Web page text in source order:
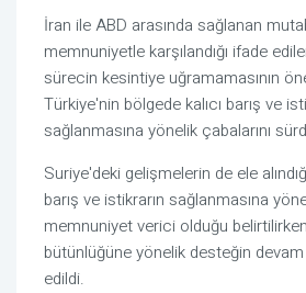
İran ile ABD arasında sağlanan
memnuniyetle karşılandığı ifade
sürecin kesintiye uğramamasının
Türkiye'nin bölgede kalıcı barış ve
sağlanmasına yönelik çabalarını
Suriye'deki gelişmelerin de ele
barış ve istikrarın sağlanmasına
memnuniyet verici olduğu
bütünlüğüne yönelik desteğin
edildi.